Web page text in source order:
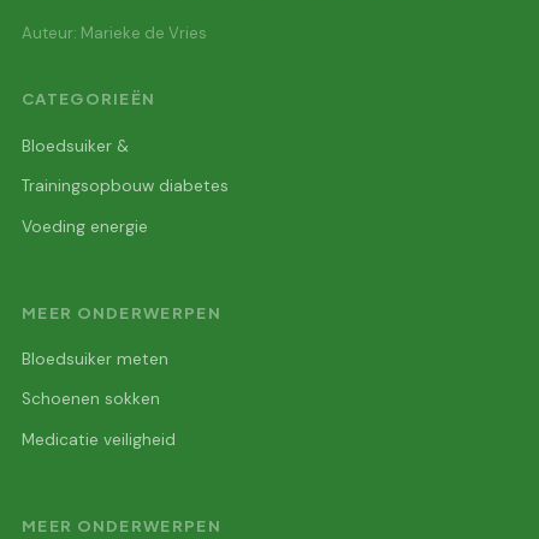
Auteur: Marieke de Vries
CATEGORIEËN
Bloedsuiker &
Trainingsopbouw diabetes
Voeding energie
MEER ONDERWERPEN
Bloedsuiker meten
Schoenen sokken
Medicatie veiligheid
MEER ONDERWERPEN